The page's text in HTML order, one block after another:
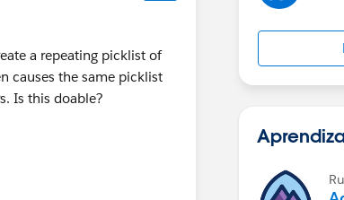
a repeating picklist of
causes the same picklist
Is this doable?